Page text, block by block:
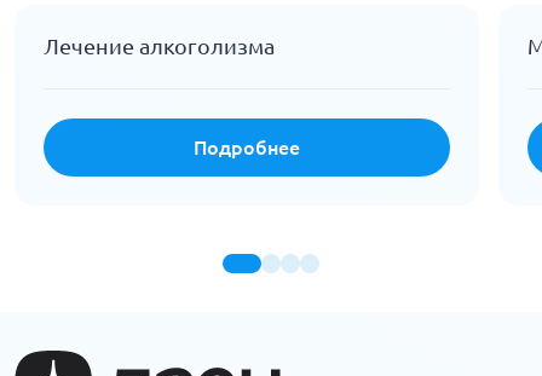
Лечение алкоголизма
Подробнее